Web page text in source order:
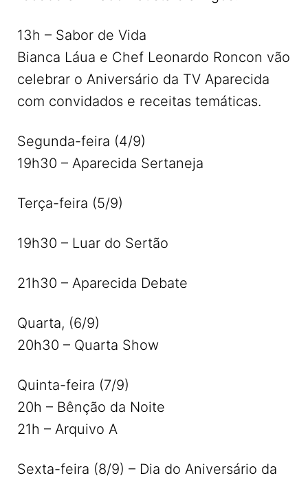
13h – Sabor de Vida
Bianca Láua e Chef Leonardo Roncon vão
celebrar o Aniversário da TV Aparecida
com convidados e receitas temáticas.
Segunda-feira (4/9)
19h30 – Aparecida Sertaneja
Terça-feira (5/9)
19h30 – Luar do Sertão
21h30 – Aparecida Debate
Quarta, (6/9)
20h30 – Quarta Show
Quinta-feira (7/9)
20h – Bênção da Noite
21h – Arquivo A
Sexta-feira (8/9) – Dia do Aniversário da